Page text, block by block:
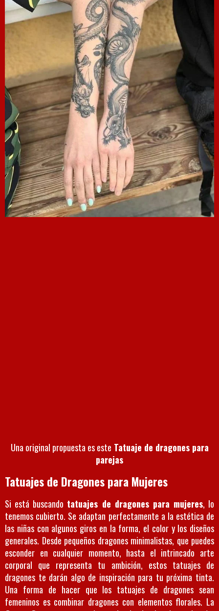
Una original propuesta es este Tatuaje de dragones para
parejas
Tatuajes de Dragones para Mujeres
Si está buscando tatuajes de dragones para mujeres, lo
tenemos cubierto. Se adaptan perfectamente a la estética de
las niñas con algunos giros en la forma, el color y los diseños
generales. Desde pequeños dragones minimalistas, que puedes
esconder en cualquier momento, hasta el intrincado arte
corporal que representa tu ambición, estos tatuajes de
dragones te darán algo de inspiración para tu próxima tinta.
Una forma de hacer que los tatuajes de dragones sean
femeninos es combinar dragones con elementos florales. La